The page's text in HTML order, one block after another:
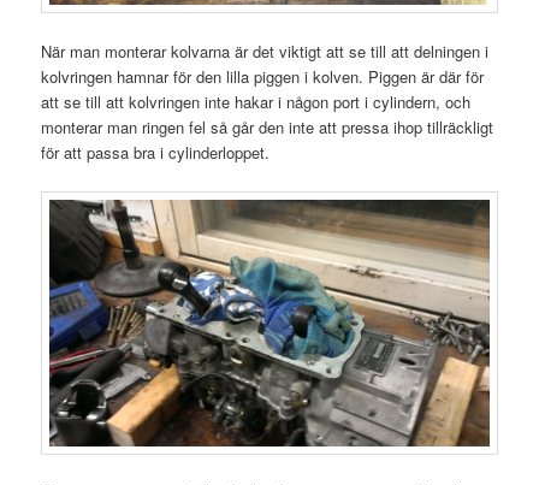
När man monterar kolvarna är det viktigt att se till att delningen i
kolvringen hamnar för den lilla piggen i kolven. Piggen är där för
att se till att kolvringen inte hakar i någon port i cylindern, och
monterar man ringen fel så går den inte att pressa ihop tillräckligt
för att passa bra i cylinderloppet.